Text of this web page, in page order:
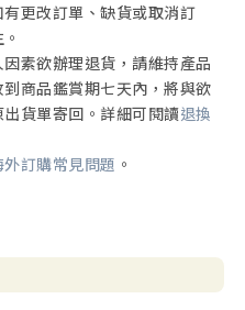
更改訂單、缺貨或取消訂
素欲辦理退貨，請維持產品
商品鑑賞期七天內，將與欲
貨單寄回。詳細可閱讀退換
外訂購常見問題 。